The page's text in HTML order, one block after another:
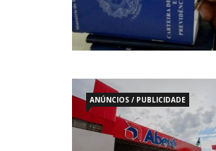
ANÚNCIOS / PUBLICIDADE